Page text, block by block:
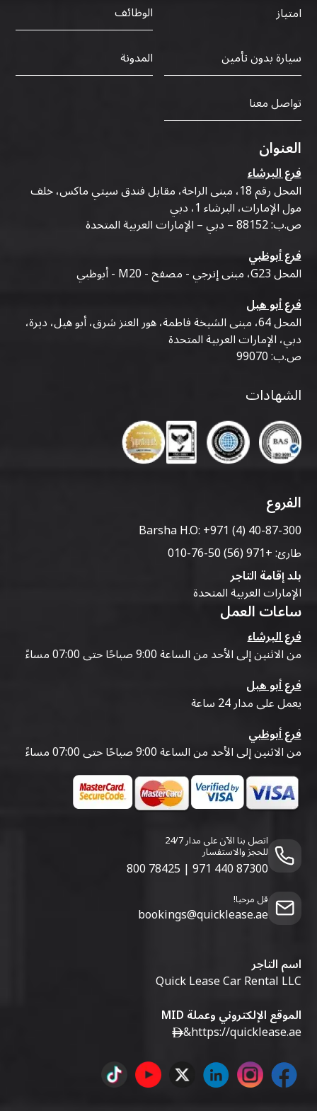
امتياز
الوظائف
سيارة بدون تأمين
المدونة
تواصل معنا
العنوان
فرع البرشاء
المحل رقم 18، مبنى الراحة، مقابل فندق سيتي ماكس، خلف
مول الإمارات، البرشاء 1، دبي
ص.ب: 88152 – دبي – الإمارات العربية المتحدة
فرع أبوظبي
المحل G23، مبنى إنرجي - مصفح - M20 - أبوظبي
فرع أبو هيل
المحل 64، مبنى الشيخة فاطمة، هور العنز شرق، أبو هيل، ديرة،
دبي، الإمارات العربية المتحدة
ص.ب: 99070
الشهادات
الفروع
Barsha H.O:+971 (4) 40-87-300
طارئ:+971 (56) 50-76-010
بلد إقامة التاجر
الإمارات العربية المتحدة
ساعات العمل
فرع البرشاء
من الاثنين إلى الأحد من الساعة 9:00 صباحًا حتى 07:00 مساءً
فرع أبو هيل
يعمل على مدار 24 ساعة
فرع أبوظبي
من الاثنين إلى الأحد من الساعة 9:00 صباحًا حتى 07:00 مساءً
اتصل بنا الآن على مدار 24/7
للحجز والاستفسار
800 78425 | 971 440 87300
قل مرحبا!
bookings@quicklease.ae
اسم التاجر
Quick Lease Car Rental LLC
الموقع الإلكتروني وعملة MID
https://quicklease.ae
&